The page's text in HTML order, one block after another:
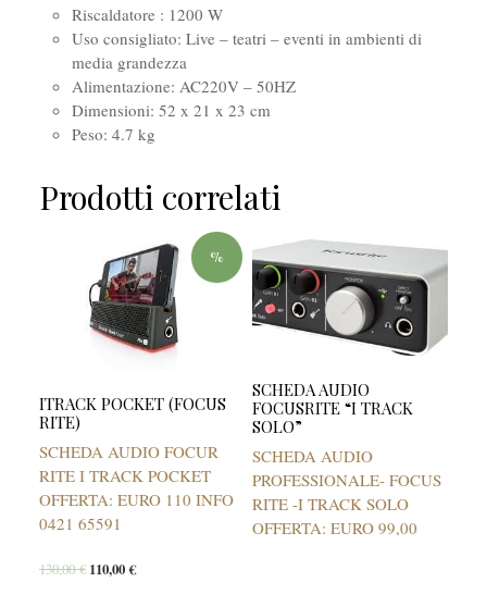
Riscaldatore : 1200 W
Uso consigliato: Live – teatri – eventi in ambienti di
media grandezza
Alimentazione: AC220V – 50HZ
Dimensioni: 52 x 21 x 23 cm
Peso: 4.7 kg
Prodotti correlati
%
ITRACK POCKET (FOCUS
RITE)
SCHEDA AUDIO FOCUR
RITE I TRACK POCKET
OFFERTA: EURO 110 INFO
0421 65591
130,00€ 110,00€
SCHEDA AUDIO
FOCUSRITE “I TRACK
SOLO”
SCHEDA AUDIO
PROFESSIONALE- FOCUS
RITE -I TRACK SOLO
OFFERTA: EURO 99,00